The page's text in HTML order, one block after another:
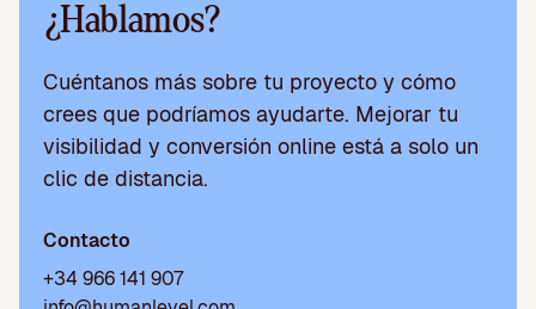
¿Hablamos?
Cuéntanos más sobre tu proyecto y cómo
crees que podríamos ayudarte. Mejorar tu
visibilidad y conversión online está a solo un
clic de distancia.
Contacto
+34 966 141 907